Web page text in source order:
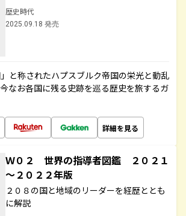
歴史時代
2025.09.18 発売
」と称されたハプスブルク帝国の栄光と動乱
なお各国に残る史跡を巡る歴史を旅するガ
詳細を見る
Ｗ０２ 世界の指導者図鑑 ２０２１
～２０２２年版
２０８の国と地域のリーダーを経歴ととも
に解説